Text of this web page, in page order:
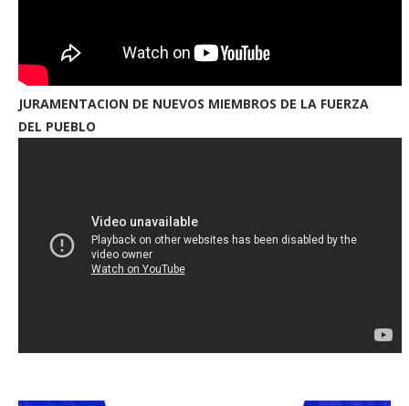
JURAMENTACION DE NUEVOS MIEMBROS DE LA FUERZA
DEL PUEBLO